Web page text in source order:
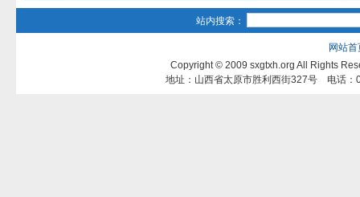
站内搜索：
网站首
Copyright © 2009 sxgtxh.org All Rights
地址：山西省太原市胜利西街327号 电话